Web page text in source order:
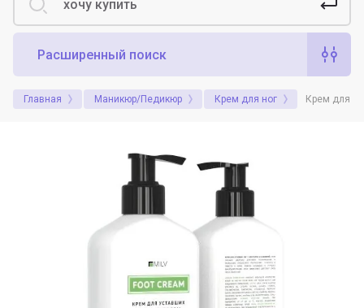
Расширенный поиск
Главная Маникюр/Педикюр Крем для ног Крем для